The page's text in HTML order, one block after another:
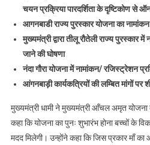
चयन प्रक्रिया पारदर्शिता के दृष्टिकोण से
आगनबाडी राज्य पुरस्कार योजना का
मुख्यमंत्री द्वारा तीलू रौतेली राज्य पुरस्कार
जाने की घोषणा
नंदा गौरा योजना में नामांकन/ रजिस्ट्रेशन
आंगनबाड़ी कार्यकत्रियों की लम्बित मांगों पर
मुख्यमंत्री धामी ने मुख्यमंत्री आँचल अमृत योजना
कहा कि योजना का पुनः शुभारंभ होना बच्चों के
मदद मिलेगी। उन्होंने कहा कि जिस प्रकार माँ